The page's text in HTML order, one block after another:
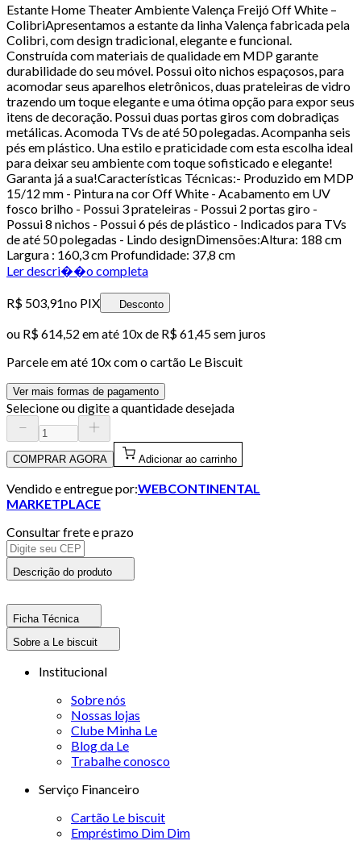
Estante Home Theater Ambiente Valença Freijó Off White –
ColibriApresentamos a estante da linha Valença fabricada pela
Colibri, com design tradicional, elegante e funcional.
Construída com materiais de qualidade em MDP garante
durabilidade do seu móvel. Possui oito nichos espaçosos, para
acomodar seus aparelhos eletrônicos, duas prateleiras de vidro
trazendo um toque elegante e uma ótima opção para expor seus
itens de decoração. Possui duas portas giros com dobradiças
metálicas. Acomoda TVs de até 50 polegadas. Acompanha seis
pés em plástico. Una estilo e praticidade com esta escolha ideal
para deixar seu ambiente com toque sofisticado e elegante!
Garanta já a sua!Características Técnicas:- Produzido em MDP
15/12 mm - Pintura na cor Off White - Acabamento em UV
fosco brilho - Possui 3 prateleiras - Possui 2 portas giro -
Possui 8 nichos - Possui 6 pés de plástico - Indicados para TVs
de até 50 polegadas - Lindo designDimensões:Altura: 188 cm
Largura : 160,3 cm Profundidade: 37,8 cm
Ler descri��o completa
R$ 503,91no PIX Desconto
ou R$ 614,52 em até 10x de R$ 61,45 sem juros
Parcele em até 10x com o cartão Le Biscuit
Ver mais formas de pagamento
Selecione ou digite a quantidade desejada
COMPRAR AGORA Adicionar ao carrinho
Vendido e entregue por:WEBCONTINENTAL
MARKETPLACE
Consultar frete e prazo
Descrição do produto
Ficha Técnica
Sobre a Le biscuit
Institucional
Sobre nós
Nossas lojas
Clube Minha Le
Blog da Le
Trabalhe conosco
Serviço Financeiro
Cartão Le biscuit
Empréstimo Dim Dim